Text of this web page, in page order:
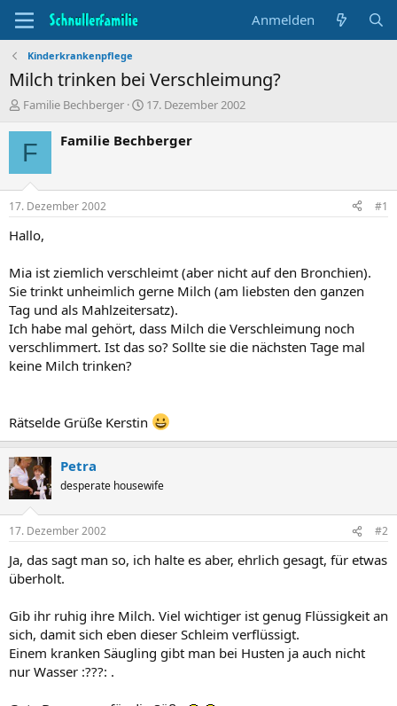
Anmelden
Kinderkrankenpflege
Milch trinken bei Verschleimung?
T
e
m
n
t
a
e
r
Familie Bechberger
B
g
a
17. Dezember 2002
F Familie Bechberger
17. Dezember 2002 #1
Hallo,
Mia ist ziemlich verschleimt (aber nicht auf den Bronchien).
Sie trinkt unheimlich gerne Milch (am liebsten den ganzen
Tag und als Mahlzeitersatz).
Ich habe mal gehört, dass Milch die Verschleimung noch
verschlimmert. Ist das so? Sollte sie die nächsten Tage mal
keine Milch trinken?
Rätselde Grüße Kerstin
Petra
desperate housewife
17. Dezember 2002 #2
Ja, das sagt man so, ich halte es aber, ehrlich gesagt, für etwas
überholt.
Gib ihr ruhig ihre Milch. Viel wichtiger ist genug Flüssigkeit an
sich, damit sich eben dieser Schleim verflüssigt.
Einem kranken Säugling gibt man bei Husten ja auch nicht
nur Wasser :???: .